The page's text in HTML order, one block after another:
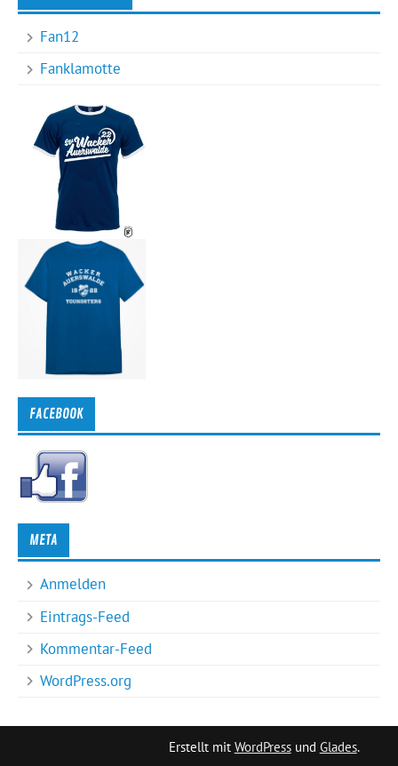
Fan12
Fanklamotte
FACEBOOK
META
Anmelden
Eintrags-Feed
Kommentar-Feed
WordPress.org
Erstellt mit WordPressund Glades.